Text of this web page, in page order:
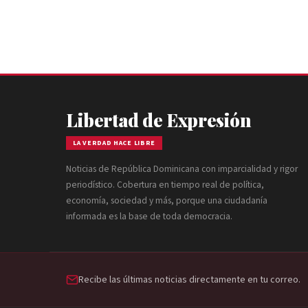
Libertad de Expresión
LA VERDAD HACE LIBRE
Noticias de República Dominicana con imparcialidad y rigor
periodístico. Cobertura en tiempo real de política,
economía, sociedad y más, porque una ciudadanía
informada es la base de toda democracia.
Recibe las últimas noticias directamente en tu correo.